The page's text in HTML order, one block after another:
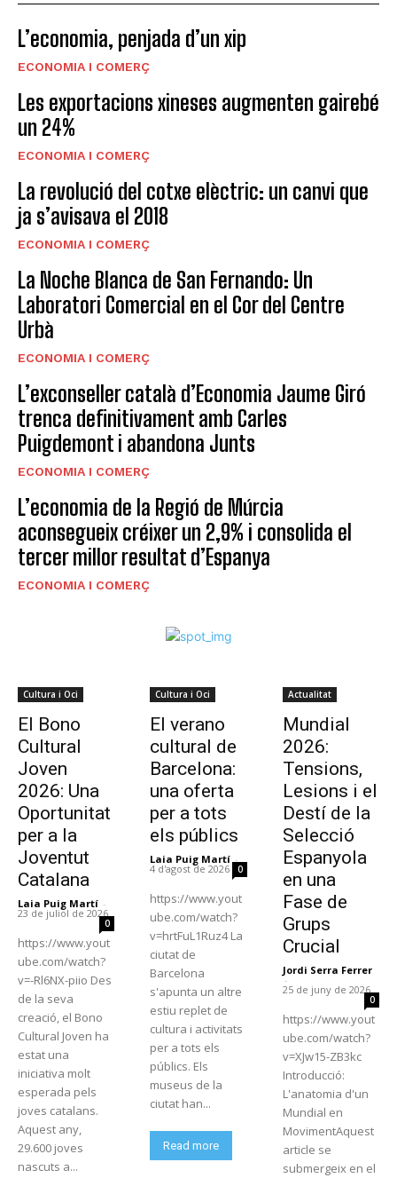
L’economia, penjada d’un xip
ECONOMIA I COMERÇ
Les exportacions xineses augmenten gairebé
un 24%
ECONOMIA I COMERÇ
La revolució del cotxe elèctric: un canvi que
ja s’avisava el 2018
ECONOMIA I COMERÇ
La Noche Blanca de San Fernando: Un
Laboratori Comercial en el Cor del Centre
Urbà
ECONOMIA I COMERÇ
L’exconseller català d’Economia Jaume Giró
trenca definitivament amb Carles
Puigdemont i abandona Junts
ECONOMIA I COMERÇ
L’economia de la Regió de Múrcia
aconsegueix créixer un 2,9% i consolida el
tercer millor resultat d’Espanya
ECONOMIA I COMERÇ
Cultura i Oci
El Bono
Cultural
Joven
2026: Una
Oportunitat
per a la
Joventut
Catalana
Laia Puig Martí -
23 de juliol de 2026
0
https://www.yout
ube.com/watch?
v=-Rl6NX-piio Des
de la seva
creació, el Bono
Cultural Joven ha
estat una
iniciativa molt
esperada pels
joves catalans.
Aquest any,
29.600 joves
nascuts a...
Cultura i Oci
El verano
cultural de
Barcelona:
una oferta
per a tots
els públics
Laia Puig Martí -
4 d'agost de 2026 0
https://www.yout
ube.com/watch?
v=hrtFuL1Ruz4 La
ciutat de
Barcelona
s'apunta un altre
estiu replet de
cultura i activitats
per a tots els
públics. Els
museus de la
ciutat han...
Read more
Actualitat
Mundial
2026:
Tensions,
Lesions i el
Destí de la
Selecció
Espanyola
en una
Fase de
Grups
Crucial
Jordi Serra Ferrer
-
25 de juny de 2026
0
https://www.yout
ube.com/watch?
v=XJw15-ZB3kc
Introducció:
L'anatomia d'un
Mundial en
MovimentAquest
article se
submergeix en el